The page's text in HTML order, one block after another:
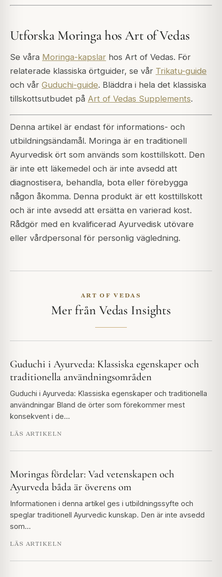
Utforska Moringa hos Art of Vedas
Se våra Moringa-kapslar hos Art of Vedas. För
relaterade klassiska örtguider, se vår Trikatu-guide
och vår Guduchi-guide. Bläddra i hela det klassiska
tillskottsutbudet på Art of Vedas Supplements.
Denna artikel är endast för informations- och
utbildningsändamål. Moringa är en traditionell
Ayurvedisk ört som används som kosttillskott. Den
är inte ett läkemedel och är inte avsedd att
diagnostisera, behandla, bota eller förebygga
någon åkomma. Denna produkt är ett kosttillskott
och är inte avsedd att ersätta en varierad kost.
Rådgör med en kvalificerad Ayurvedisk utövare
eller vårdpersonal för personlig vägledning.
ART OF VEDAS
Mer från Vedas Insights
Guduchi i Ayurveda: Klassiska egenskaper och
traditionella användningsområden
Guduchi i Ayurveda: Klassiska egenskaper och traditionella
användningar Bland de örter som förekommer mest
konsekvent i de…
LÄS ARTIKELN
Moringas fördelar: Vad vetenskapen och
Ayurveda båda är överens om
Informationen i denna artikel ges i utbildningssyfte och
speglar traditionell Ayurvedic kunskap. Den är inte avsedd
som…
LÄS ARTIKELN